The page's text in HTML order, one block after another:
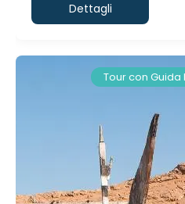
Dettagli
Tour con Guida